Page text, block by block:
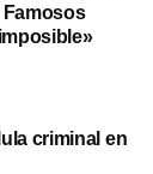
Famosos
criminal en